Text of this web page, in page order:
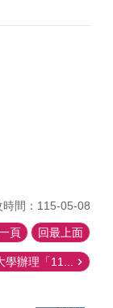
時間：115-05-08
頁 回最上面
辦理「11...